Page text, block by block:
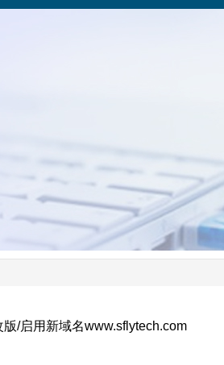
/启用新域名www.sflytech.com